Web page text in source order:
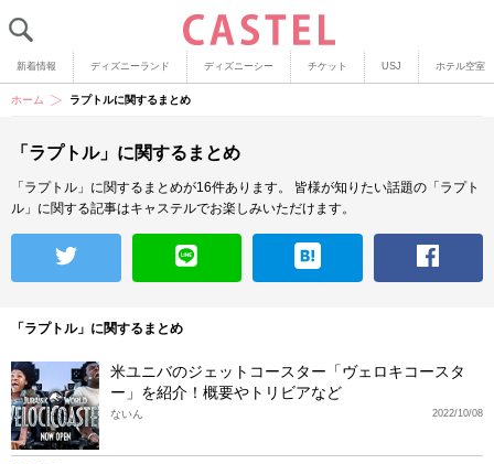
新着情報 ディズニーランド ディズニーシー チケット USJ ホテル空室
ホーム ラプトルに関するまとめ
「ラプトル」に関するまとめ
「ラプトル」に関するまとめが16件あります。
皆様が知りたい話題の「ラプト
ル」に関する記事はキャステルでお楽しみいただけます。
「ラプトル」に関するまとめ
米ユニバのジェットコースター「ヴェロキコースタ
ー」を紹介！概要やトリビアなど
2022/10/08
ないん